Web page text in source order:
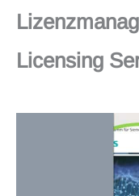
Licensing